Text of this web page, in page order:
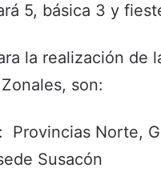
5, básica 3 y
la realización de
son:
Provincias Norte,
Susacón